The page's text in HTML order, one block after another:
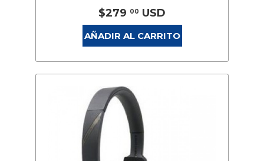
$279 00 USD
AÑADIR AL CARRITO